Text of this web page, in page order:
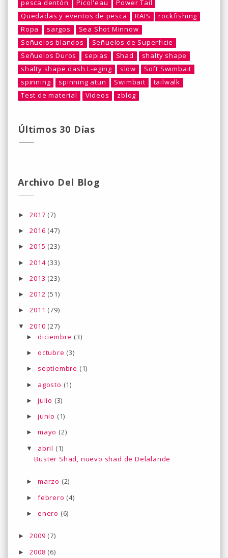
pesca dentón
Picol'eau
Power Tail
Quedadas y eventos de pesca
RAIS
rockfishing
Ropa
sargos
Sea Shot Minnow
Señuelos blandos
Señuelos de Superficie
Señuelos Duros
sepias Shad
shalty shape
shalty shape dash L-eging
slow
Soft Swimbait
spinning
spinning atun Swimbait
tailwalk
Test de material
Videos zblog
Últimos 30 Días
Archivo Del Blog
►2017 (7)
►2016 (47)
►2015 (23)
►2014 (33)
►2013 (23)
►2012 (51)
►2011 (79)
▼2010 (27)
► diciembre (3)
► octubre (3)
► septiembre (1)
► agosto (1)
► julio (3)
► junio (1)
► mayo (2)
▼ abril (1)
Buster Shad, nuevo shad de Delalande
► marzo (2)
► febrero (4)
► enero (6)
►2009 (7)
►2008 (6)